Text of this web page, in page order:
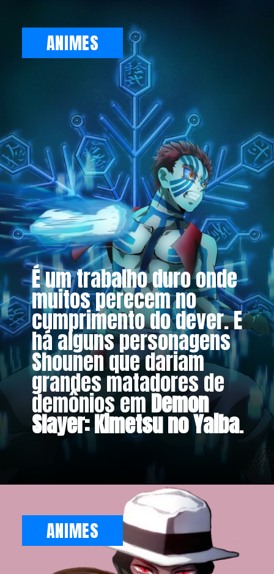
É um trabalho duro onde
muitos perecem no
cumprimento do dever. E
há alguns personagens
Shounen que dariam
grandes matadores de
demônios emDemon
Slayer: Kimetsu no Yaiba.
ANIMES
ANIMES